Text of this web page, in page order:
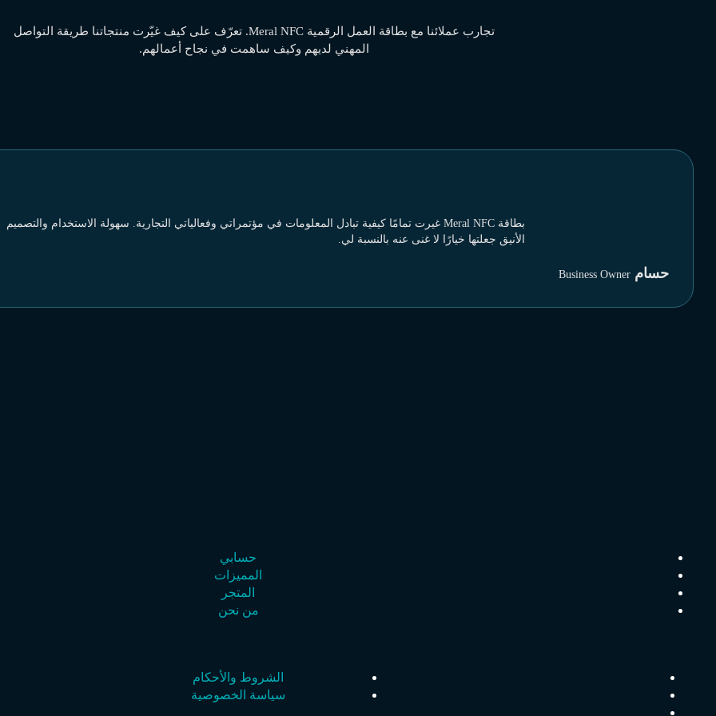
تجارب عملائنا مع بطاقة العمل الرقمية Meral NFC. تعرّف على كيف غيّرت منتجاتنا طريقة التواصل
المهني لديهم وكيف ساهمت في نجاح أعمالهم.
بطاقة Meral NFC غيرت تمامًا كيفية تبادل المعلومات في مؤتمراتي وفعالياتي التجارية. سهولة الاستخدام والتصميم
الأنيق جعلتها خيارًا لا غنى عنه بالنسبة لي.
حسام Business Owner
حسابي
المميزات
المتجر
من نحن
الشروط والأحكام
سياسة الخصوصية